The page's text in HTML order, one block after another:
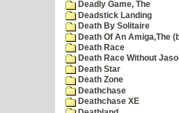
Deadly Game, The
Deadstick Landing
Death By Solitaire
Death Of An Amiga,The
Death Race
Death Race Without
Death Star
Death Zone
Deathchase
Deathchase XE